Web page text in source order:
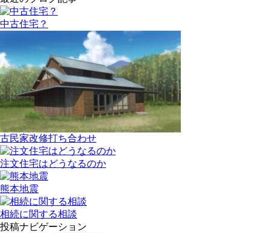
中古住宅？
古民家改修打ち合わせ
注文住宅はどうなるのか
熊本地震
相続に関する相談
投稿ナビゲーション